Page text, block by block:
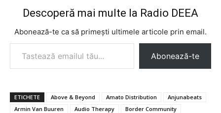
Descoperă mai multe la Radio DEEA
Abonează-te ca să primești ultimele articole prin email.
Tastează emailul tău...
Abonează-te
ETICHETE Above & Beyond Amato Distribution
Anjunabeats
Armin Van Buuren
Audio Therapy
Border Community